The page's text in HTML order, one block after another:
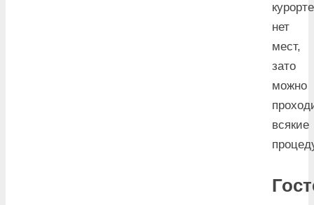
курорте
нет
мест,
зато
можно
всякие